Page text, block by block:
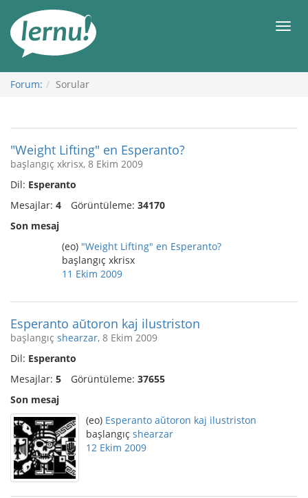
Görüntüleme
Forum: Sorular
"Weight Lifting" en Esperanto?
başlangıç xkrisx, 8 Ekim 2009
Dil: Esperanto
Mesajlar: 4 Görüntüleme: 34170
Son mesaj
(eo) "Weight Lifting" en Esperanto?
başlangıç xkrisx
11 Ekim 2009
Esperanto aŭtoron kaj ilustriston
başlangıç shearzar, 8 Ekim 2009
Dil: Esperanto
Mesajlar: 5 Görüntüleme: 37655
Son mesaj
(eo) Esperanto aŭtoron kaj ilustriston
başlangıç shearzar
12 Ekim 2009